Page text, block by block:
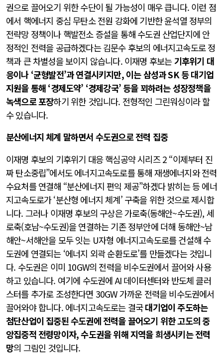
권으로 끌어오기 위한 수단이 될 가능성이 매우 큽니다. 이런 점
에서 핵에너지 중심 무탄소 전원 강화에 기반한 윤석열 정부의
전략망 정책이나 핵발전소 증설을 통해 수도권 산업단지에 안
정적인 전력을 공급하겠다는 김문수 후보의 에너지고속도로 정
책과 큰 차별성을 보이지 않습니다. 이재명 후보는기후위기 대
응이나 ‘균형발전’과 연결시키지만, 이는 삼성과 SK 등 대기업
지원을 통해 ‘경제도약’ ‘경제강국’ 등을 꾀하려는 성장정책을
녹색으로 포장하기 위한 것입니다. 전형적인 그린워싱이라 할
수 있습니다.
분산에너지 체계 말하면서 수도권으로 전력 집중
이재명 후보의 기후위기 대응 핵심공약 시리즈 2 “이제부터 진
짜 탄소중립”에서도 에너지고속도로를 통해 재생에너지와 전력
수요처를 연결해 “분산에너지 편익 제공”하겠다 밝히는 등 에너
지고속도로가 ‘분산형 에너지 체계’ 구축을 위한 것으로 제시합
니다. 그러나 이재명 후보의 구상은 가로축(동해안~수도권), 세
로축(호남~수도권)을 연결하는 기존 정부안에 더해 동해안~남
해안~서해안을 모두 잇는 U자형 에너지고속도로를 건설해 수
도권에 연결되는 ‘에너지 외곽 순환도로’를 만들겠다는 것입니
다. 수도권은 이미 10GW의 전력을 비수도권에서 끌어와 사용
하고 있습니다. 여기에 수도권에 AI 데이터센터와 반도체 클러
스터를 추가로 조성한다면 30GW 가까운 전력을 비수도권에서
끌어와야 합니다. 에너지고속도로는 결국대기업이 주도하는
첨단산업이 집중된 수도권에 전력을 끌어오기 위한 고도의 중
앙집중적 전령망이자, 수도권을 위해 지역을 희생시키는 전력
망의 그림인 것입니다.